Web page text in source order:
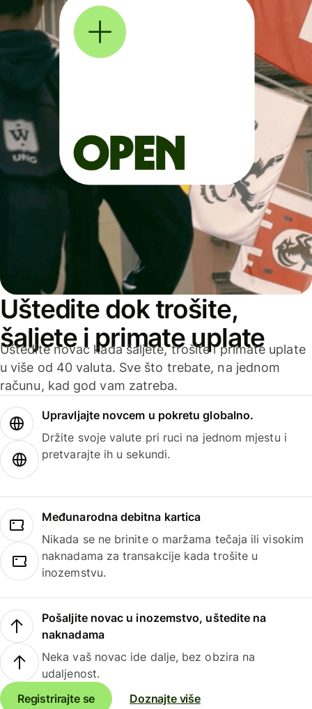
Uštedite dok trošite,
šaljete i primate uplate
Uštedite novac kada šaljete, trošite i primate uplate
u više od 40 valuta. Sve što trebate, na jednom
računu, kad god vam zatreba.
Upravljajte novcem u pokretu globalno.
Držite svoje valute pri ruci na jednom mjestu i
pretvarajte ih u sekundi.
Međunarodna debitna kartica
Nikada se ne brinite o maržama tečaja ili visokim
naknadama za transakcije kada trošite u
inozemstvu.
Pošaljite novac u inozemstvo, uštedite na
naknadama
Neka vaš novac ide dalje, bez obzira na
udaljenost.
Registrirajte se
Doznajte više